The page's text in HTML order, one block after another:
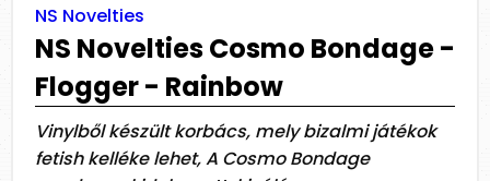
NS Novelties
NS Novelties Cosmo Bondage -
Flogger - Rainbow
Vinylből készült korbács, mely bizalmi játékok
fetish kelléke lehet, A Cosmo Bondage